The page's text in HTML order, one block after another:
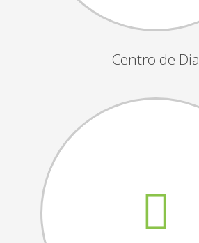
Passeio Vila Nova de Cerveira
Passeio Convívio em Pombal
Assembleias Gerais
Semana Sénior
Passeio do Idoso
Associados
Orgãos Sociais
Publicações Oficiais
Centro de Dia